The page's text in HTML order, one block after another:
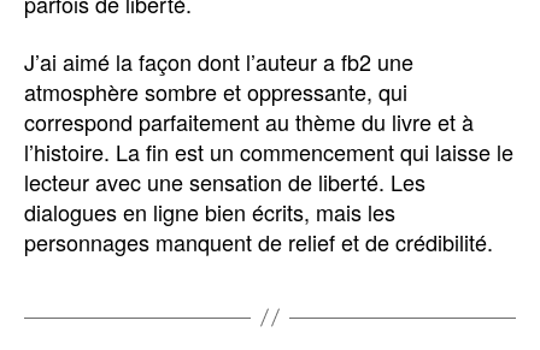
J’ai aimé la façon dont l’auteur a fb2 une
atmosphère sombre et oppressante, qui
correspond parfaitement au thème du livre et à
l’histoire. La fin est un commencement qui laisse le
lecteur avec une sensation de liberté. Les
dialogues en ligne bien écrits, mais les
personnages manquent de relief et de crédibilité.